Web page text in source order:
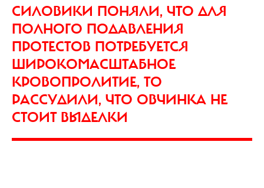
СИЛОВИКИ ПОНЯЛИ, ЧТО ДЛЯ
ПОЛНОГО ПОДАВЛЕНИЯ
ПРОТЕСТОВ ПОТРЕБУЕТСЯ
ШИРОКОМАСШТАБНОЕ
КРОВОПРОЛИТИЕ, ТО
РАССУДИЛИ, ЧТО ОВЧИНКА НЕ
СТОИТ ВЫДЕЛКИ